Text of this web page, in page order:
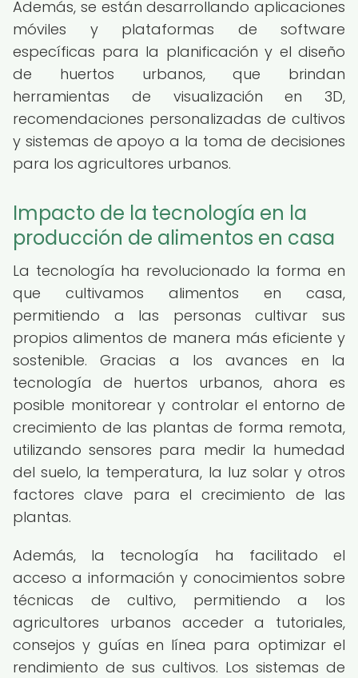
Además, se están desarrollando aplicaciones
móviles y plataformas de software
específicas para la planificación y el diseño
de huertos urbanos, que brindan
herramientas de visualización en 3D,
recomendaciones personalizadas de cultivos
y sistemas de apoyo a la toma de decisiones
para los agricultores urbanos.
Impacto de la tecnología en la
producción de alimentos en casa
La tecnología ha revolucionado la forma en
que cultivamos alimentos en casa,
permitiendo a las personas cultivar sus
propios alimentos de manera más eficiente y
sostenible. Gracias a los avances en la
tecnología de huertos urbanos, ahora es
posible monitorear y controlar el entorno de
crecimiento de las plantas de forma remota,
utilizando sensores para medir la humedad
del suelo, la temperatura, la luz solar y otros
factores clave para el crecimiento de las
plantas.
Además, la tecnología ha facilitado el
acceso a información y conocimientos sobre
técnicas de cultivo, permitiendo a los
agricultores urbanos acceder a tutoriales,
consejos y guías en línea para optimizar el
rendimiento de sus cultivos. Los sistemas de